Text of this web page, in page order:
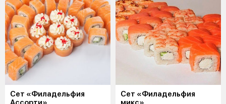
Сет «Филадельфия
Сет «Филадельфия